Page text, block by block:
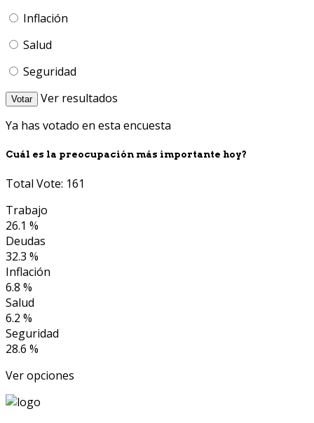
Inflación
Salud
Seguridad
Votar
Ver resultados
Ya has votado en esta encuesta
Cuál es la preocupación más importante hoy?
Total Vote: 161
Trabajo
26.1 %
Deudas
32.3 %
Inflación
6.8 %
Salud
6.2 %
Seguridad
28.6 %
Ver opciones